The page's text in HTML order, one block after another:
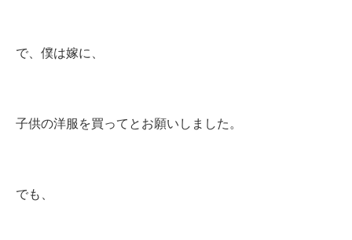
で、僕は嫁に、
子供の洋服を買ってとお願いしました。
でも、